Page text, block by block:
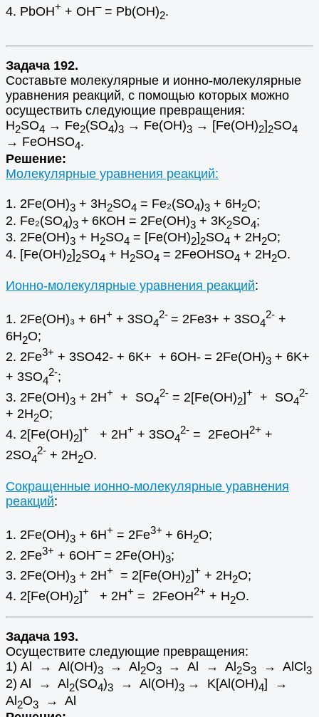
4. PbOH+ + OH–= Pb(OH)2.
Задача 192.
Составьте молекулярные и ионно-молекулярные
уравнения реакций, с помощью которых можно
осуществить следующие превращения:
H2SO4 → Fe2(SO4)3 → Fe(OH)3 → [Fe(OH)2]2SO4
→ FeOHSO4.
Решение:
Молекулярные уравнения реакций:
1. 2Fe(OH)3 + 3H2SO4 = Fe₂(SO4)3 + 6H2O;
2. Fe₂(SO4)3 + 6КОН = 2Fe(OH)3 + 3K2SO4;
3. 2Fe(OH)3 + H2SO4 = [Fe(OH)2]2SO4 + 2H2O;
4. [Fe(OH)2]2SO4 + H2SO4 = 2FeOHSO4 + 2H2O.
Ионно-молекулярные уравнения реакций:
1. 2Fe(OH)₃ + 6H+ + 3SO4
2- = 2Fe3+ + 3SO4
2- +
6H2O;
2. 2Fe3+ + 3SO42- + 6K+ + 6OH- = 2Fe(OH)3 + 6K+
+ 3SO4
2-;
3. 2Fe(OH)3 + 2H+ + SO4
2- = 2[Fe(OH)2]+ + SO4
2-
+ 2H2O;
4. 2[Fe(OH)2]+ + 2H+ + 3SO4
2- = 2FeOH2+ +
2SO4
2- + 2H2O.
Сокращенные ионно-молекулярные уравнения
реакций:
1. 2Fe(OH)3 + 6H+ = 2Fe3+ + 6H2O;
2. 2Fe3+ + 6OH–= 2Fe(OH)3;
3. 2Fe(OH)3 + 2H+ = 2[Fe(OH)2]+ + 2H2O;
4. 2[Fe(OH)2]+ + 2H+ = 2FeOH2+ + H2O.
Задача 193.
Осуществите следующие превращения:
1) Al → Al(OH)3 → Al 2O3 → Al → Al 2S3 → AlCl 3
2) Al → Al 2(SO4)3 → Al(OH)3 → K[Al(OH)4] →
Al2O3 → Al